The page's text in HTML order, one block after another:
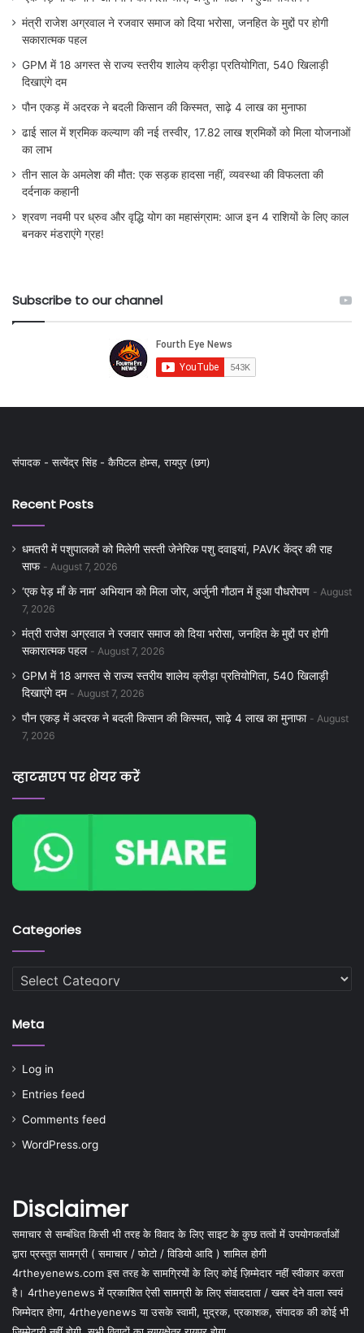
मंत्री राजेश अग्रवाल ने रजवार समाज को दिया भरोसा, जनहित के मुद्दों पर होगी
सकारात्मक पहल
GPM में 18 अगस्त से राज्य स्तरीय शालेय क्रीड़ा प्रतियोगिता, 540 खिलाड़ी
दिखाएंगे दम
पौन एकड़ में अदरक ने बदली किसान की किस्मत, साढ़े 4 लाख का मुनाफा
ढाई साल में श्रमिक कल्याण की नई तस्वीर, 17.82 लाख श्रमिकों को मिला योजनाओं
का लाभ
तीन साल के अमलेश की मौत: एक सड़क हादसा नहीं, व्यवस्था की विफलता की
दर्दनाक कहानी
श्रवण नवमी पर ध्रुव और वृद्धि योग का महासंग्राम: आज इन 4 राशियों के लिए काल
बनकर मंडराएंगे ग्रह!
Subscribe to our channel
संपादक - सत्येंद्र सिंह - कैपिटल होम्स, रायपुर (छग)
Recent Posts
धमतरी में पशुपालकों को मिलेगी सस्ती जेनेरिक पशु दवाइयां, PAVK केंद्र की राह
साफ
August 7, 2026
‘एक पेड़ माँ के नाम’ अभियान को मिला जोर, अर्जुनी गौठान में हुआ पौधरोपण
August
7, 2026
मंत्री राजेश अग्रवाल ने रजवार समाज को दिया भरोसा, जनहित के मुद्दों पर होगी
सकारात्मक पहल
August 7, 2026
GPM में 18 अगस्त से राज्य स्तरीय शालेय क्रीड़ा प्रतियोगिता, 540 खिलाड़ी
दिखाएंगे दम
August 7, 2026
पौन एकड़ में अदरक ने बदली किसान की किस्मत, साढ़े 4 लाख का मुनाफा
August
7, 2026
व्हाटसएप पर शेयर करें
Categories
Categories
Meta
Log in
Entries feed
Comments feed
WordPress.org
Disclaimer
समाचार से सम्बंधित किसी भी तरह के विवाद के लिए साइट के कुछ तत्वों में उपयोगकर्ताओं
द्वारा प्रस्तुत सामग्री ( समाचार / फोटो / विडियो आदि ) शामिल होगी
4rtheyenews.com इस तरह के सामग्रियों के लिए कोई ज़िम्मेदार नहीं स्वीकार करता
है। 4rtheyenews में प्रकाशित ऐसी सामग्री के लिए संवाददाता / खबर देने वाला स्वयं
जिम्मेदार होगा, 4rtheyenews या उसके स्वामी, मुद्रक, प्रकाशक, संपादक की कोई भी